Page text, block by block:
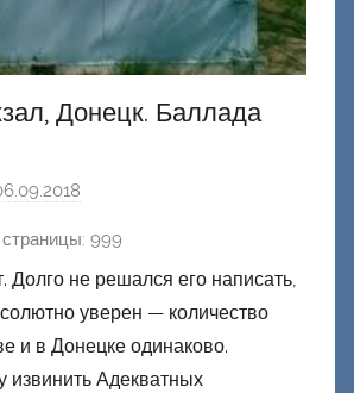
Донецк. Баллада
т
о
р
о
м
999
Долго не решался его написать,
уверен — количество
и в Донецке одинаково.
извинить Адекватных